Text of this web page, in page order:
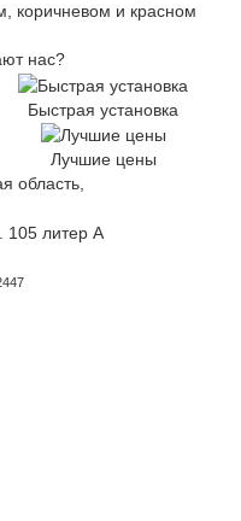
коричневом и красном
нас?
Быстрая установка
Лучшие цены
область,
105 литер А